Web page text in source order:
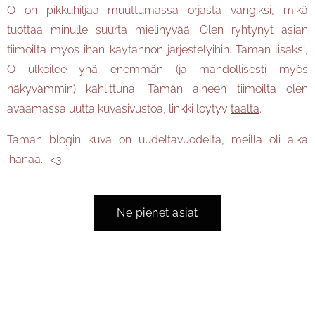
O on pikkuhiljaa muuttumassa orjasta vangiksi, mikä
tuottaa minulle suurta mielihyvää. Olen ryhtynyt asian
tiimoilta myös ihan käytännön järjestelyihin. Tämän lisäksi,
O ulkoilee yhä enemmän (ja mahdollisesti myös
näkyvämmin) kahlittuna. Tämän aiheen tiimoilta olen
avaamassa uutta kuvasivustoa, linkki löytyy täältä.
Tämän blogin kuva on uudeltavuodelta, meillä oli aika
ihanaa... <3
Ne pienet asiat